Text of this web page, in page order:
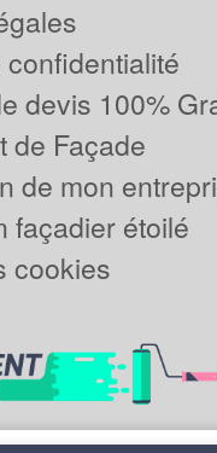
confidentialité
devis 100%
de Façade
de mon
façadier étoilé
cookies